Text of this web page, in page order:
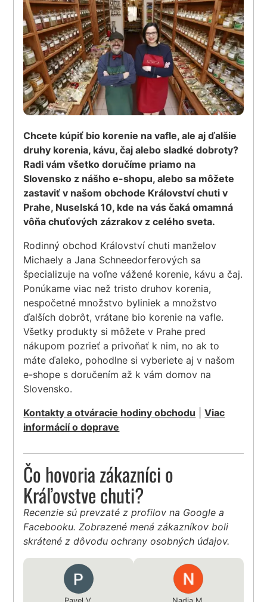
Chcete kúpiť bio korenie na vafle, ale aj ďalšie
druhy korenia, kávu, čaj alebo sladké dobroty?
Radi vám všetko doručíme priamo na
Slovensko z nášho e-shopu, alebo sa môžete
zastaviť v našom obchode Království chuti v
Prahe, Nuselská 10, kde na vás čaká omamná
vôňa chuťových zázrakov z celého sveta.
Rodinný obchod Království chuti manželov
Michaely a Jana Schneedorferových sa
špecializuje na voľne vážené korenie, kávu a čaj.
Ponúkame viac než tristo druhov korenia,
nespočetné množstvo byliniek a množstvo
ďalších dobrôt, vrátane bio korenie na vafle.
Všetky produkty si môžete v Prahe pred
nákupom pozrieť a privoňať k nim, no ak to
máte ďaleko, pohodlne si vyberiete aj v našom
e-shope s doručením až k vám domov na
Slovensko.
Kontakty a otváracie hodiny obchodu |Viac
informácií o doprave
Čo hovoria zákazníci o
Kráľovstve chuti?
Recenzie sú prevzaté z profilov na Google a
Facebooku. Zobrazené mená zákazníkov boli
skrátené z dôvodu ochrany osobných údajov.
Pavel V. Nadia М.